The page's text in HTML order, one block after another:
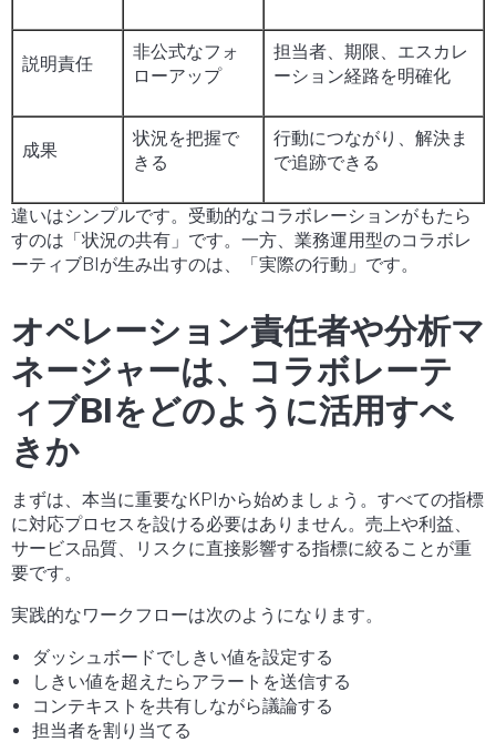
説明責任
非公式なフォ
ローアップ
担当者、期限、エスカレ
ーション経路を明確化
成果
状況を把握で
きる
行動につながり、解決ま
で追跡できる
違いはシンプルです。受動的なコラボレーションがもたら
すのは「状況の共有」です。一方、業務運用型のコラボレ
ーティブBIが生み出すのは、「実際の行動」です。
オペレーション責任者や分析マ
ネージャーは、コラボレーテ
ィブBIをどのように活用すべ
きか
まずは、本当に重要なKPIから始めましょう。すべての指標
に対応プロセスを設ける必要はありません。売上や利益、
サービス品質、リスクに直接影響する指標に絞ることが重
要です。
実践的なワークフローは次のようになります。
ダッシュボードでしきい値を設定する
しきい値を超えたらアラートを送信する
コンテキストを共有しながら議論する
担当者を割り当てる